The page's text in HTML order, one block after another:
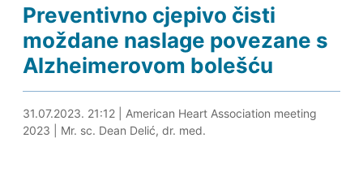
Preventivno cjepivo čisti
moždane naslage povezane s
Alzheimerovom bolešću
31.07.2023. 21:37
31.07.2023. 21:12| American Heart Association meeting
2023
Mr. sc. Dean Delić, dr. med.